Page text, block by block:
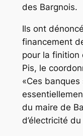
des Bargnois.
Ils ont
financement
pour la finition
Pis, le
«Ces
du maire de
d’électricité